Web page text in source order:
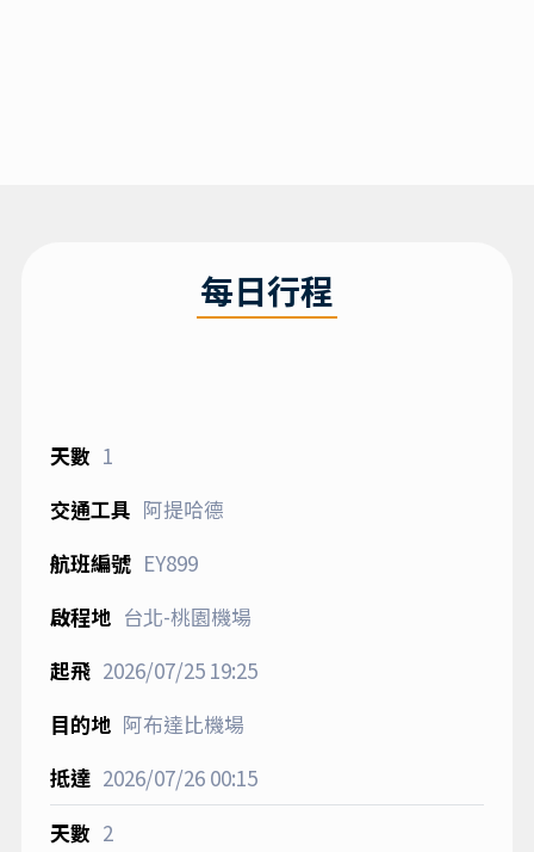
每日行程
1
阿提哈德
EY899
台北-桃園機場
2026/07/2519:25
阿布達比機場
2026/07/2600:15
2